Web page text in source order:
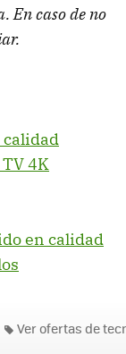
En caso de no
calidad
4K
en calidad
Ver ofertas de